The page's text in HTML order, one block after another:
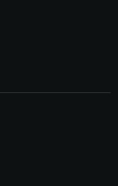
funzionamento